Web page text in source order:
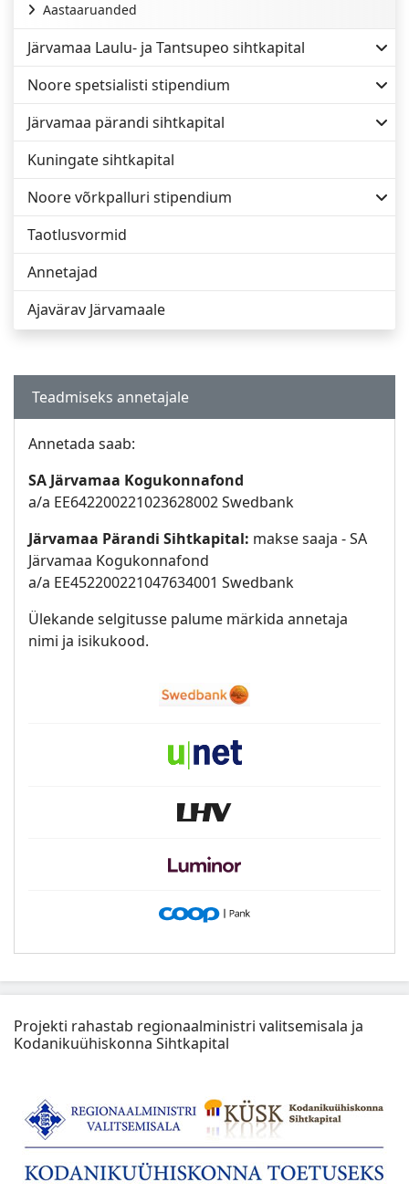
Aastaaruanded
Järvamaa Laulu- ja Tantsupeo sihtkapital
Noore spetsialisti stipendium
Järvamaa pärandi sihtkapital
Kuningate sihtkapital
Noore võrkpalluri stipendium
Taotlusvormid
Annetajad
Ajavärav Järvamaale
Teadmiseks annetajale
Annetada saab:
SA Järvamaa Kogukonnafond
a/a EE642200221023628002 Swedbank
Järvamaa Pärandi Sihtkapital: makse saaja - SA
Järvamaa Kogukonnafond
a/a EE452200221047634001 Swedbank
Ülekande selgitusse palume märkida annetaja
nimi ja isikukood.
Projekti rahastab regionaalministri valitsemisala ja
Kodanikuühiskonna Sihtkapital